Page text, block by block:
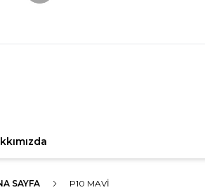
SAYFA P10 MAVI